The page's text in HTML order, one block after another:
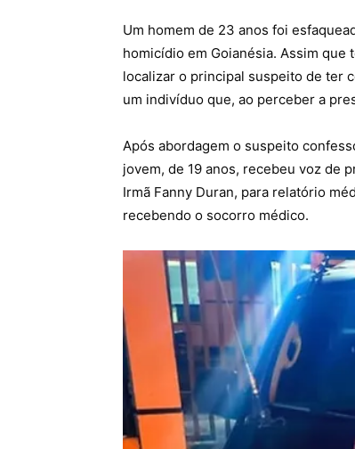
Um homem de 23 anos foi
homicídio em Goianésia. Assim
localizar o principal suspeito de ter
um indivíduo que, ao perceber a
Após abordagem o suspeito
jovem, de 19 anos, recebeu voz de
Irmã Fanny Duran, para relatório
recebendo o socorro médico.